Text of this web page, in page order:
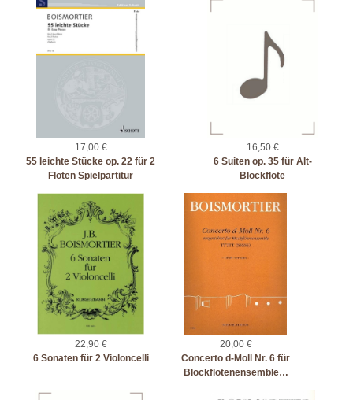
17,00 €
55 leichte Stücke op. 22 für 2
Flöten Spielpartitur
16,50 €
6 Suiten op. 35 für Alt-
Blockflöte
22,90 €
6 Sonaten für 2 Violoncelli
20,00 €
Concerto d-Moll Nr. 6 für
Blockflötenensemble…